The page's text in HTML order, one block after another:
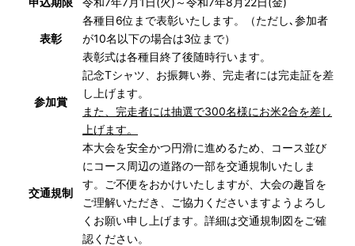
表彰
各種目6位まで表彰いたします。（ただし､参加者
が10名以下の場合は3位まで）
表彰式は各種目終了後随時行います。
参加賞
記念Tシャツ、お振舞い券、完走者には完走証を差
し上げます。
また、完走者には抽選で300名様にお米2合を差し
上げます。
交通規制
本大会を安全かつ円滑に進めるため、コース並び
にコース周辺の道路の一部を交通規制いたしま
す。ご不便をおかけいたしますが、大会の趣旨を
ご理解いただき、ご協力くださいますようよろし
くお願い申し上げます。詳細は交通規制図をご確
認ください。